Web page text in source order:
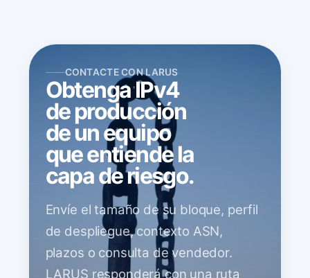
CONTACTE CON LARUS
Obtenga IPv4
de producción
de un equipo
que entiende la
capa de riesgo.
Envíe el tamaño de su bloque, perfil
de despliegue, contexto ASN,
plazos o consulta de vendedor.
LARUS responderá con una ruta